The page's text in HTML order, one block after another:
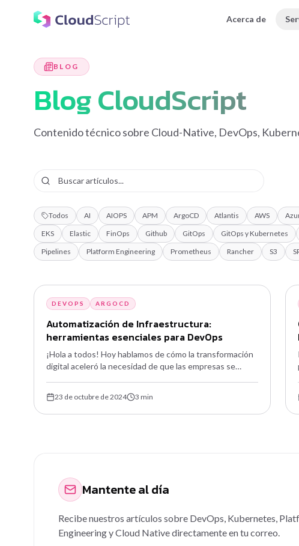
Acerca de
BLOG
Blog CloudScript
Contenido técnico sobre Cloud-Native, DevOps,
Todos AI AIOPS APM ArgoCD Atlantis AWS
EKS
Elastic FinOps Github GitOps GitOps y Kubernetes
Pipelines
Platform Engineering Prometheus Rancher S3
DEVOPS ARGOCD
Automatización de Infraestructura:
herramientas esenciales para DevOps
¡Hola a todos! Hoy hablamos de cómo la transformación
digital aceleró la necesidad de que las empresas se
23 de octubre de 2024 3 min
Mantente al día
Recibe nuestros artículos sobre DevOps, Kubernetes,
Engineering y Cloud Native directamente en tu correo.